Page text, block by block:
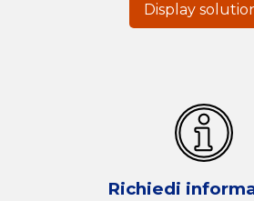
Display
Richiedi